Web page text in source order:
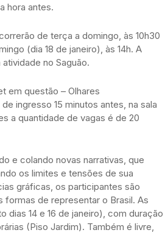
hora antes.
de terça a domingo, às 10h30
(dia 18 de janeiro), às 14h. A
no Saguão.
em questão – Olhares
ingresso 15 minutos antes, na sala
a quantidade de vagas é de 20
e colando novas narrativas, que
os limites e tensões de sua
gráficas, os participantes são
formas de representar o Brasil. As
14 e 16 de janeiro), com duração
(Piso Jardim). Também é livre,